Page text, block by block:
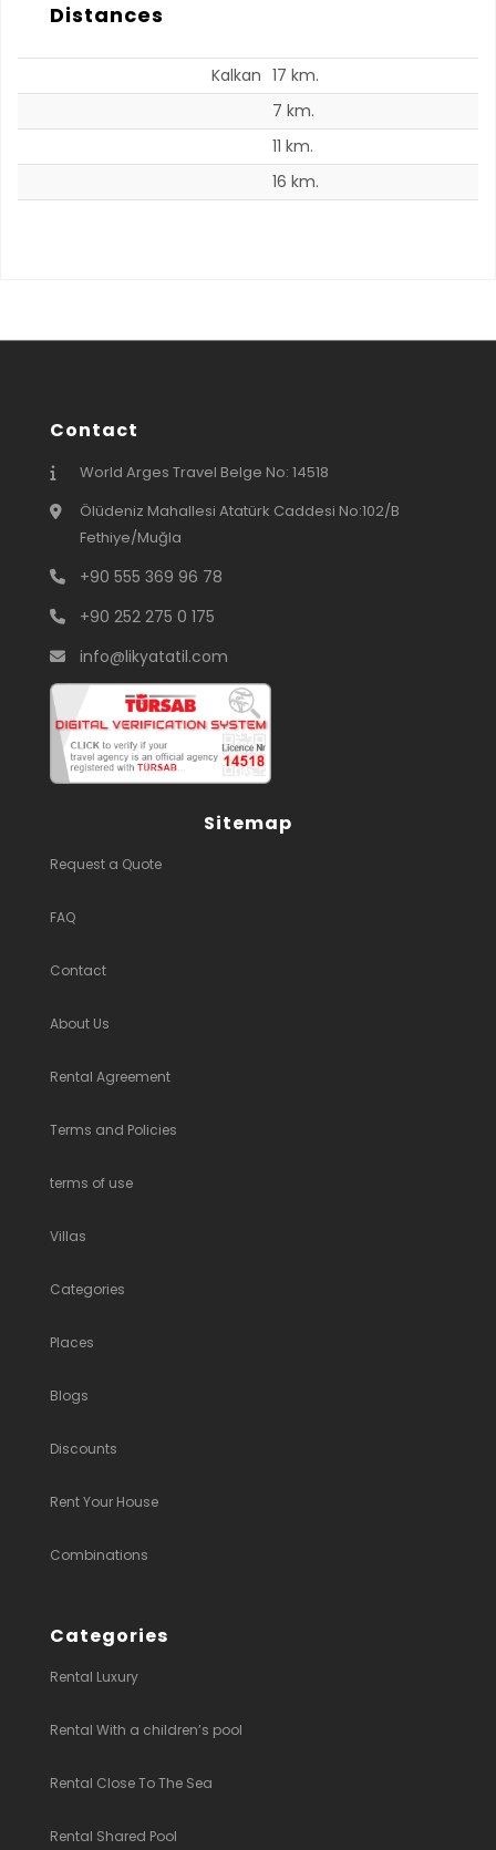
Distances
Kalkan 17 km.
7 km.
11 km.
16 km.
Contact
World Arges Travel Belge No: 14518
Ölüdeniz Mahallesi Atatürk Caddesi No:102/B
Fethiye/Muğla
+90 555 369 96 78
+90 252 275 0 175
info@likyatatil.com
Sitemap
Request a Quote
FAQ
Contact
About Us
Rental Agreement
Terms and Policies
terms of use
Villas
Categories
Places
Blogs
Discounts
Rent Your House
Combinations
Categories
Rental Luxury
Rental With a children’s pool
Rental Close To The Sea
Rental Shared Pool